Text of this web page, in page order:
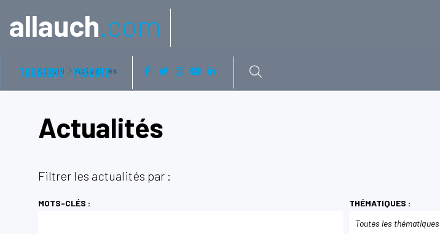
allauch.com
TOURISME PISCINE
Accueil Actualités
Actualités
Filtrer les actualités par :
MOTS-CLÉS :
THÉMATIQUES :
Toutes les thématiques